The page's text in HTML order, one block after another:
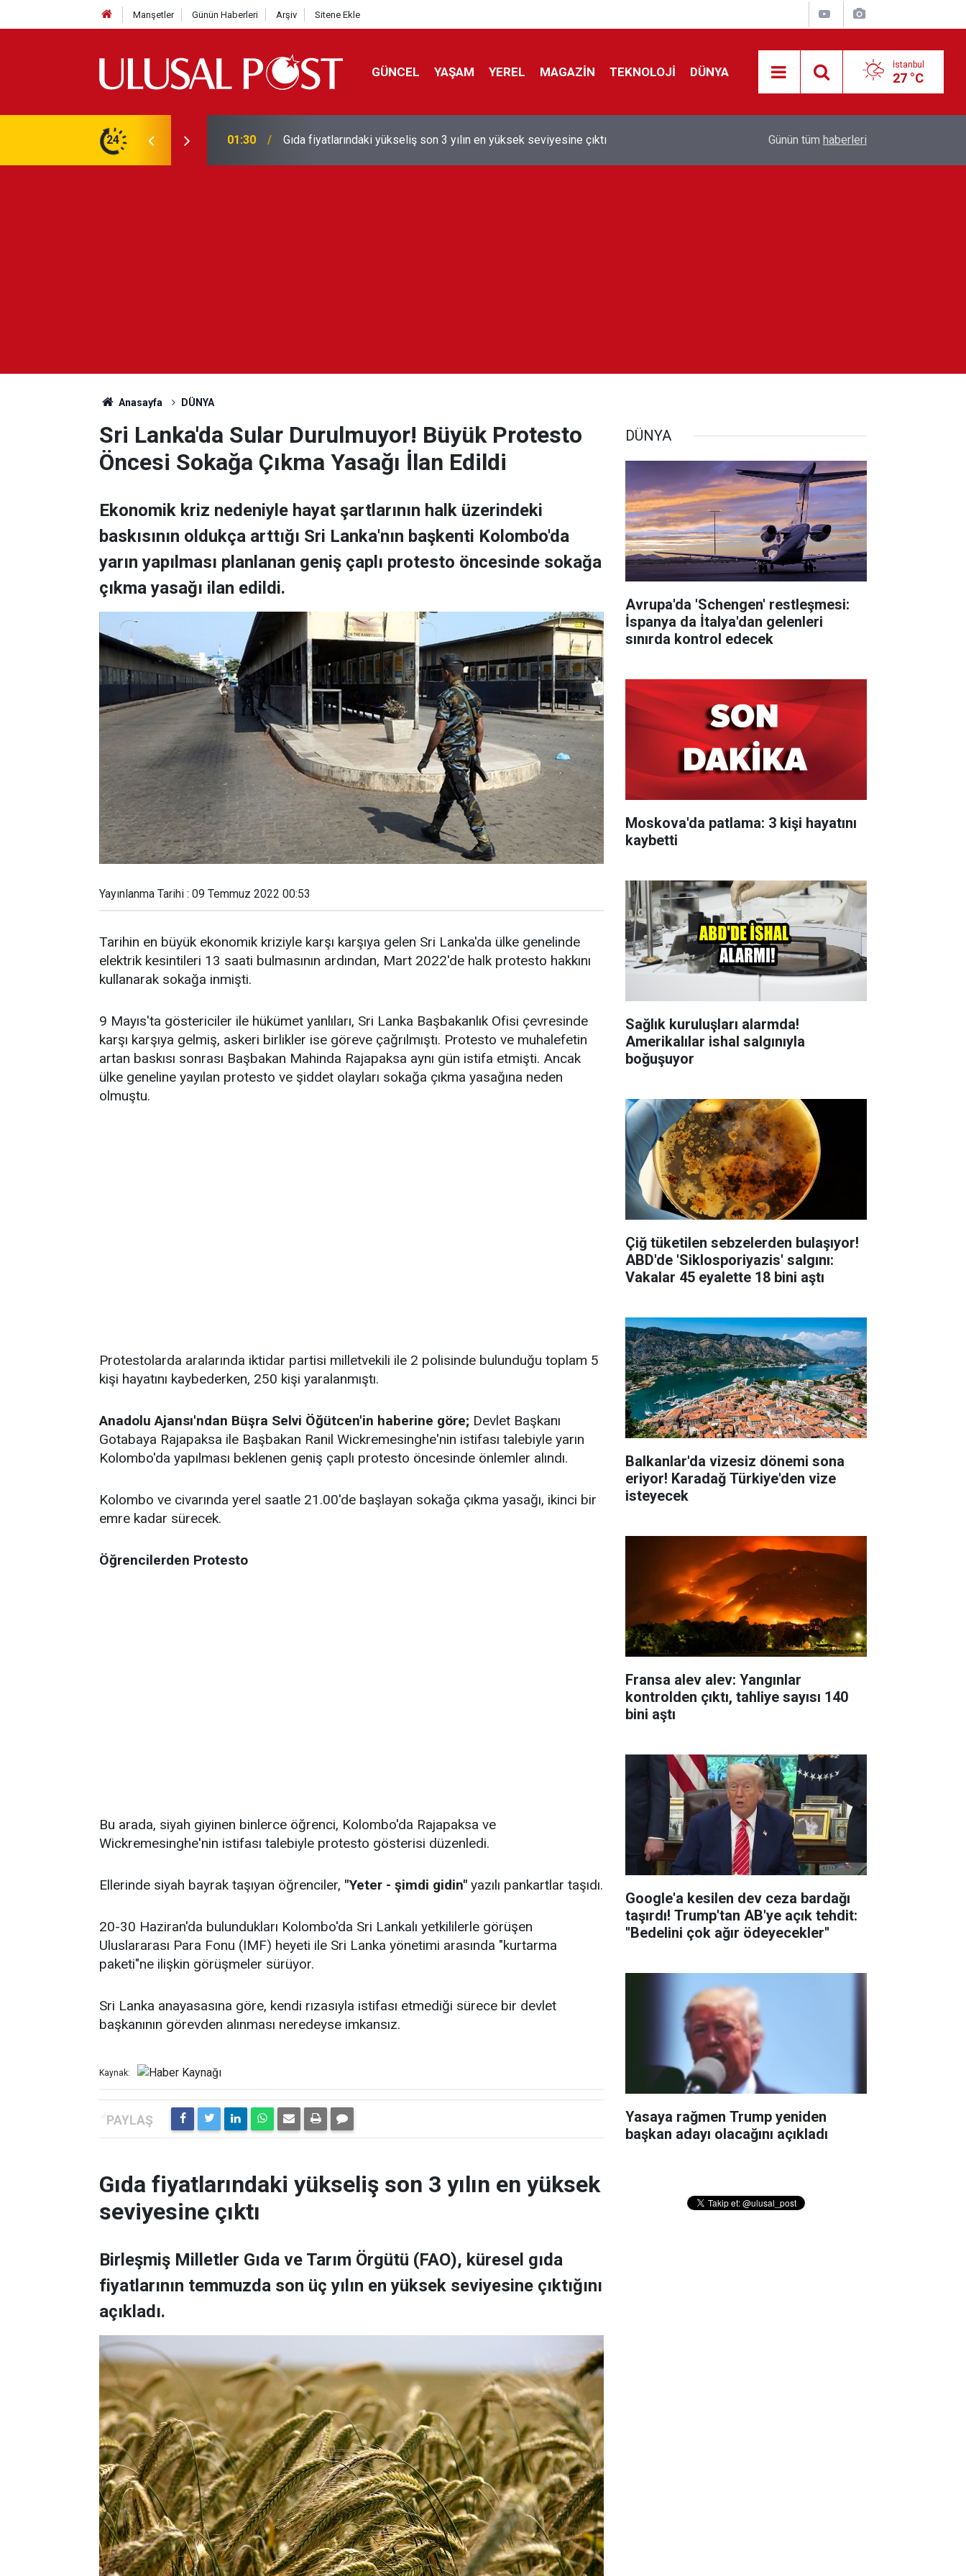
Manşetler Günün Haberleri Arşiv Sitene Ekle
GÜNCEL YAŞAM YEREL MAGAZİN TEKNOLOJİ DÜNYA İstanbul
27 °C
24
en yüksek seviyesine çıktı 01:26 Galatasaray'dan sekiz kişi hakkında savcılığa suç duyurusu
kontrol edecek
Günün tüm haberleri
Anasayfa DÜNYA
Sri Lanka'da Sular Durulmuyor! Büyük Protesto
Öncesi Sokağa Çıkma Yasağı İlan Edildi
Ekonomik kriz nedeniyle hayat şartlarının halk üzerindeki
baskısının oldukça arttığı Sri Lanka'nın başkenti Kolombo'da
yarın yapılması planlanan geniş çaplı protesto öncesinde sokağa
çıkma yasağı ilan edildi.
Yayınlanma Tarihi : 09 Temmuz 2022 00:53
Tarihin en büyük ekonomik kriziyle karşı karşıya gelen Sri Lanka'da ülke genelinde
elektrik kesintileri 13 saati bulmasının ardından, Mart 2022'de halk protesto hakkını
kullanarak sokağa inmişti.
9 Mayıs'ta göstericiler ile hükümet yanlıları, Sri Lanka Başbakanlık Ofisi çevresinde
karşı karşıya gelmiş, askeri birlikler ise göreve çağrılmıştı. Protesto ve muhalefetin
artan baskısı sonrası Başbakan Mahinda Rajapaksa aynı gün istifa etmişti. Ancak
ülke geneline yayılan protesto ve şiddet olayları sokağa çıkma yasağına neden
olmuştu.
Protestolarda aralarında iktidar partisi milletvekili ile 2 polisinde bulunduğu toplam 5
kişi hayatını kaybederken, 250 kişi yaralanmıştı.
Anadolu Ajansı'ndan Büşra Selvi Öğütcen'in haberine göre; Devlet Başkanı
Gotabaya Rajapaksa ile Başbakan Ranil Wickremesinghe'nin istifası talebiyle yarın
Kolombo'da yapılması beklenen geniş çaplı protesto öncesinde önlemler alındı.
Kolombo ve civarında yerel saatle 21.00'de başlayan sokağa çıkma yasağı, ikinci bir
emre kadar sürecek.
Öğrencilerden Protesto
Bu arada, siyah giyinen binlerce öğrenci, Kolombo'da Rajapaksa ve
Wickremesinghe'nin istifası talebiyle protesto gösterisi düzenledi.
Ellerinde siyah bayrak taşıyan öğrenciler, "Yeter - şimdi gidin" yazılı pankartlar taşıdı.
20-30 Haziran'da bulundukları Kolombo'da Sri Lankalı yetkililerle görüşen
Uluslararası Para Fonu (IMF) heyeti ile Sri Lanka yönetimi arasında "kurtarma
paketi"ne ilişkin görüşmeler sürüyor.
Sri Lanka anayasasına göre, kendi rızasıyla istifası etmediği sürece bir devlet
başkanının görevden alınması neredeyse imkansız.
Kaynak:
Gıda fiyatlarındaki yükseliş son 3 yılın en yüksek
seviyesine çıktı
Birleşmiş Milletler Gıda ve Tarım Örgütü (FAO), küresel gıda
fiyatlarının temmuzda son üç yılın en yüksek seviyesine çıktığını
açıkladı.
DÜNYA
Avrupa'da 'Schengen' restleşmesi:
İspanya da İtalya'dan gelenleri
sınırda kontrol edecek
Moskova'da patlama: 3 kişi hayatını
kaybetti
Sağlık kuruluşları alarmda!
Amerikalılar ishal salgınıyla
boğuşuyor
Çiğ tüketilen sebzelerden bulaşıyor!
ABD'de 'Siklosporiyazis' salgını:
Vakalar 45 eyalette 18 bini aştı
Balkanlar'da vizesiz dönemi sona
eriyor! Karadağ Türkiye'den vize
isteyecek
Fransa alev alev: Yangınlar
kontrolden çıktı, tahliye sayısı 140
bini aştı
Google'a kesilen dev ceza bardağı
taşırdı! Trump'tan AB'ye açık tehdit:
''Bedelini çok ağır ödeyecekler''
Yasaya rağmen Trump yeniden
başkan adayı olacağını açıkladı